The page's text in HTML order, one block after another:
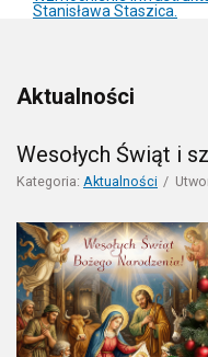
Stanisława Staszica.
Aktualności
Wesołych Świąt i
Kategoria: Aktualności